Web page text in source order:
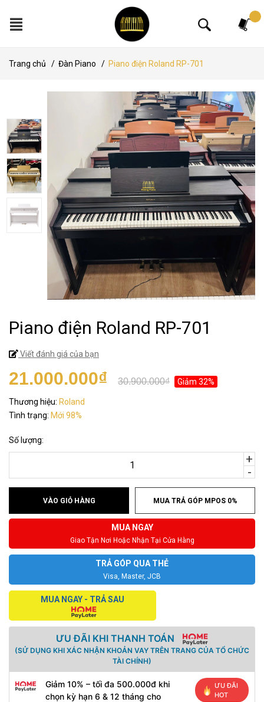
Trang chủ / Đàn Piano / Piano điện Roland RP-701
Piano điện Roland RP-701
Viết đánh giá của bạn
21.000.000₫ 30.900.000₫ Giảm 32%
Thương hiệu: Roland
Tình trạng: Mới 98%
Số lượng:
-
+
VÀO GIỎ HÀNG MUA TRẢ GÓP MPOS 0%
MUA NGAY
Giao Tận Nơi Hoặc Nhận Tại Cửa Hàng
TRẢ GÓP QUA THẺ
Visa, Master, JCB
MUA NGAY - TRẢ SAU
ƯU ĐÃI KHI THANH TOÁN
(SỬ DỤNG KHI XÁC NHẬN KHOẢN VAY TRÊN TRANG CỦA TỔ CHỨC
TÀI CHÍNH)
Giảm 10% – tối đa 500.000đ khi
chọn kỳ hạn 6 & 12 tháng cho
ƯU ĐÃI
HOT